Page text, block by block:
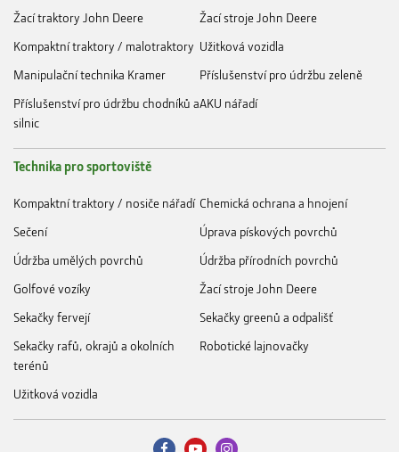
Žací traktory John Deere
Žací stroje John Deere
Kompaktní traktory / malotraktory Užitková vozidla
Manipulační technika Kramer
Příslušenství pro údržbu zeleně
Příslušenství pro údržbu chodníků a
silnic
AKU nářadí
Technika pro sportoviště
Kompaktní traktory / nosiče nářadí Chemická ochrana a hnojení
Sečení
Úprava pískových povrchů
Údržba umělých povrchů
Údržba přírodních povrchů
Golfové vozíky
Žací stroje John Deere
Sekačky fervejí
Sekačky greenů a odpališť
Sekačky rafů, okrajů a okolních
terénů
Robotické lajnovačky
Užitková vozidla